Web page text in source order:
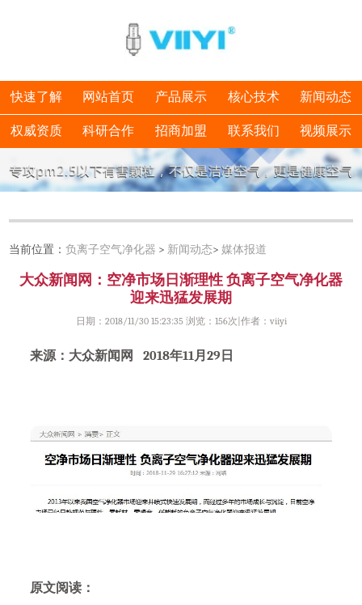
快速了解 网站首页 产品展示 核心技术 新闻动态
权威资质 科研合作 招商加盟 联系我们 视频展示
当前位置：负离子空气净化器 > 新闻动态>媒体报道
大众新闻网：空净市场日渐理性 负离子空气净化器
迎来迅猛发展期
日期：2018/11/30 15:23:35 浏览： 156次|作者：viiyi
来源：大众新闻网 2018年11月29日
原文阅读：